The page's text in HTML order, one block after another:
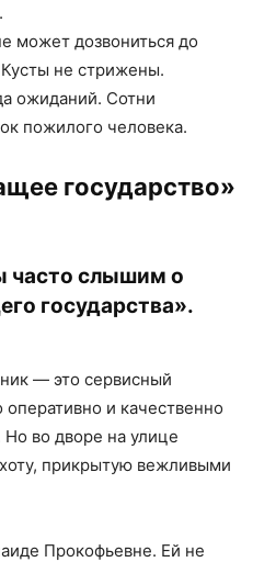
может дозвониться до
не стрижены.
ожиданий. Сотни
пожилого человека.
государство»
часто слышим о
государства».
— это сервисный
и качественно
во дворе на улице
прикрытую вежливыми
Прокофьевне. Ей не